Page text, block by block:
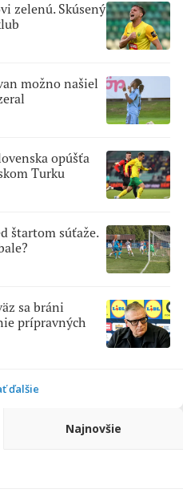
zelenú. Skúsený
možno našiel
opúšťa
Turku
štartom súťaže.
sa bráni
prípravných
ďalšie
Najnovšie